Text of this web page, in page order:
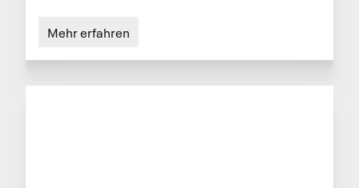
Mehr erfahren